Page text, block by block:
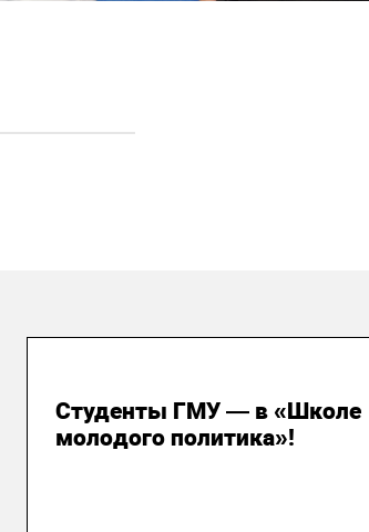
Студенты ГМУ — в «Школе
молодого политика»!